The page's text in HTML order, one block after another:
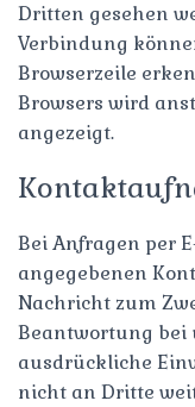
Dritten gesehen
Verbindung
Browserzeile
Browsers wird
angezeigt.
Bei Anfragen per
angegebenen
Nachricht zum
Beantwortung bei
ausdrückliche
nicht an Dritte